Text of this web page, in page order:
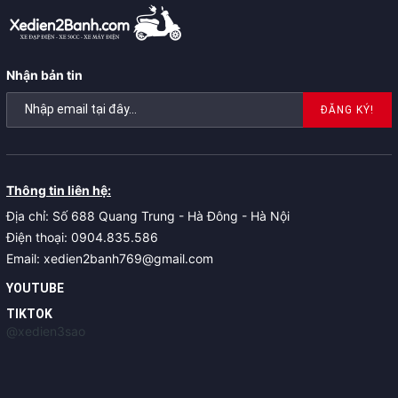
Nhận bản tin
ĐĂNG KÝ!
Thông tin liên hệ:
Địa chỉ: Số 688 Quang Trung - Hà Đông - Hà Nội
Điện thoại: 0904.835.586
Email: xedien2banh769@gmail.com
YOUTUBE
TIKTOK
@xedien3sao